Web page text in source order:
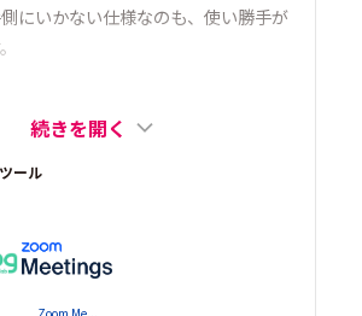
にいかない仕様なのも、使い勝手が
続きを開く
ール
Zoom Me...